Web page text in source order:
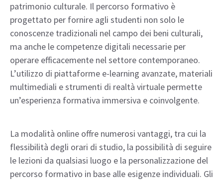
patrimonio culturale. Il percorso formativo è
progettato per fornire agli studenti non solo le
conoscenze tradizionali nel campo dei beni culturali,
ma anche le competenze digitali necessarie per
operare efficacemente nel settore contemporaneo.
L’utilizzo di piattaforme e-learning avanzate, materiali
multimediali e strumenti di realtà virtuale permette
un’esperienza formativa immersiva e coinvolgente.
La modalità online offre numerosi vantaggi, tra cui la
flessibilità degli orari di studio, la possibilità di seguire
le lezioni da qualsiasi luogo e la personalizzazione del
percorso formativo in base alle esigenze individuali. Gli